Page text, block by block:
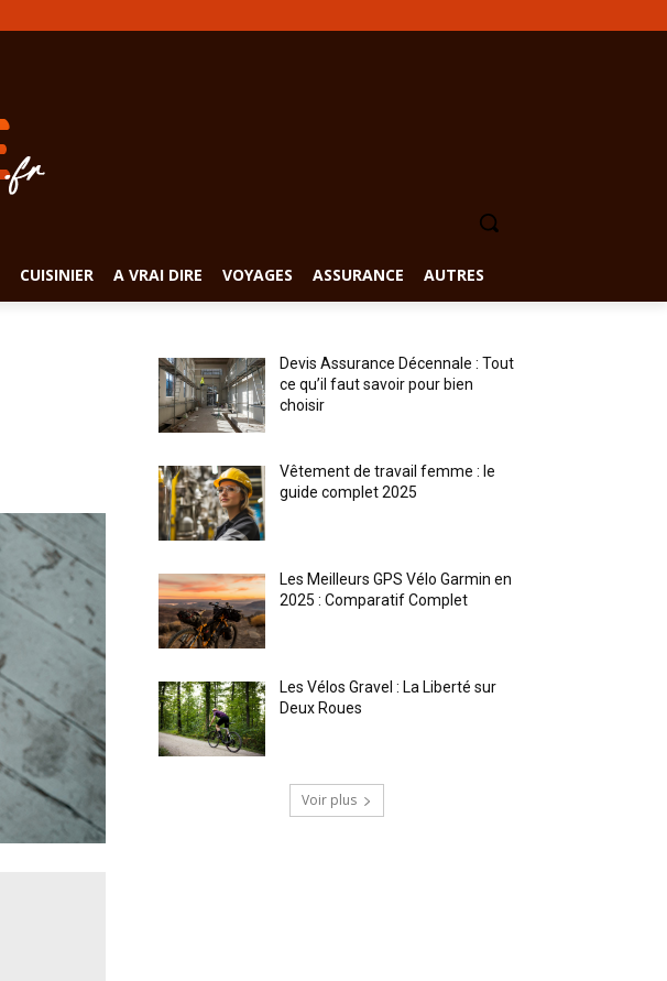
CUISINIER A VRAI DIRE VOYAGES ASSURANCE AUTRES
Devis Assurance Décennale : Tout
ce qu’il faut savoir pour bien
choisir
Vêtement de travail femme : le
guide complet 2025
Les Meilleurs GPS Vélo Garmin en
2025 : Comparatif Complet
Les Vélos Gravel : La Liberté sur
Deux Roues
Voir plus